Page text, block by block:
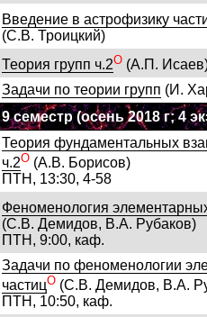
Введение в астрофизику
(С.В. Троицкий)
Теория групп ч.2О(А.П.
Задачи по теории групп (И.
9 семестр(осень 2018 г; 4
Теория фундаментальных
ч.2О(А.В. Борисов)
ПТН, 13:30, 4-58
Феноменология
(С.В. Демидов, В.А. Рубаков)
ПТН, 9:00, каф.
Задачи по феноменологии
частицО(С.В. Демидов, В.А.
ПТН, 10:50, каф.